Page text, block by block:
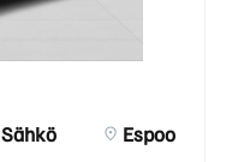
Sähkö Espoo